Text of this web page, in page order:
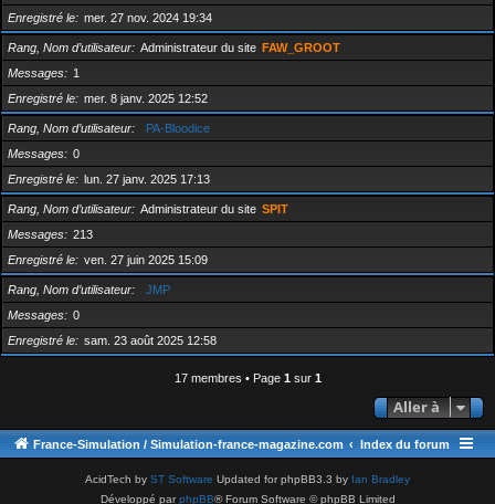
Enregistré le
mer. 27 nov. 2024 19:34
Rang, Nom d’utilisateur Administrateur du site FAW_GROOT
Messages
1
Enregistré le
mer. 8 janv. 2025 12:52
Rang, Nom d’utilisateur
PA-Bloodice
Messages
0
Enregistré le
lun. 27 janv. 2025 17:13
Rang, Nom d’utilisateur Administrateur du site SPIT
Messages
213
Enregistré le
ven. 27 juin 2025 15:09
Rang, Nom d’utilisateur
JMP
Messages
0
Enregistré le
sam. 23 août 2025 12:58
17 membres • Page 1 sur 1
Aller à
France-Simulation / Simulation-france-magazine.com Index du forum
AcidTech by ST Software Updated for phpBB3.3 by Ian Bradley
Développé parphpBB® Forum Software © phpBB Limited